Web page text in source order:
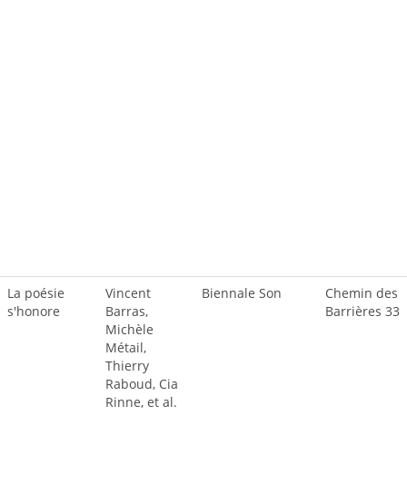
La poésie
s'honore
Vincent
Barras,
Michèle
Métail,
Thierry
Raboud, Cia
Rinne, et al.
Biennale Son
Chemin des
Barrières 33